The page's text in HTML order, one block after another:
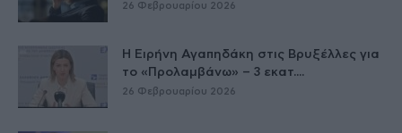
26 Φεβρουαρίου 2026
Η Ειρήνη Αγαπηδάκη στις Βρυξέλλες για
το «Προλαμβάνω» – 3 εκατ....
26 Φεβρουαρίου 2026